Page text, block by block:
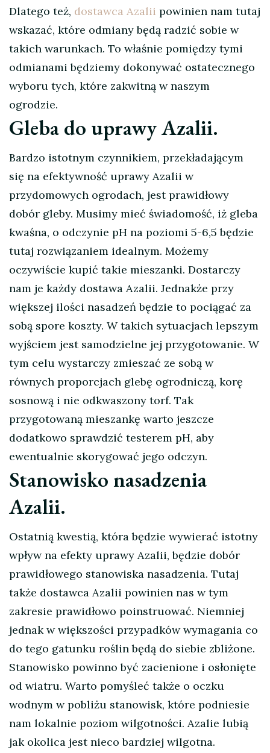
Dlatego też, dostawca Azalii powinien nam tutaj
wskazać, które odmiany będą radzić sobie w
takich warunkach. To właśnie pomiędzy tymi
odmianami będziemy dokonywać ostatecznego
wyboru tych, które zakwitną w naszym
ogrodzie.
Gleba do uprawy Azalii.
Bardzo istotnym czynnikiem, przekładającym
się na efektywność uprawy Azalii w
przydomowych ogrodach, jest prawidłowy
dobór gleby. Musimy mieć świadomość, iż gleba
kwaśna, o odczynie pH na poziomi 5-6,5 będzie
tutaj rozwiązaniem idealnym. Możemy
oczywiście kupić takie mieszanki. Dostarczy
nam je każdy dostawa Azalii. Jednakże przy
większej ilości nasadzeń będzie to pociągać za
sobą spore koszty. W takich sytuacjach lepszym
wyjściem jest samodzielne jej przygotowanie. W
tym celu wystarczy zmieszać ze sobą w
równych proporcjach glebę ogrodniczą, korę
sosnową i nie odkwaszony torf. Tak
przygotowaną mieszankę warto jeszcze
dodatkowo sprawdzić testerem pH, aby
ewentualnie skorygować jego odczyn.
Stanowisko nasadzenia
Azalii.
Ostatnią kwestią, która będzie wywierać istotny
wpływ na efekty uprawy Azalii, będzie dobór
prawidłowego stanowiska nasadzenia. Tutaj
także dostawca Azalii powinien nas w tym
zakresie prawidłowo poinstruować. Niemniej
jednak w większości przypadków wymagania co
do tego gatunku roślin będą do siebie zbliżone.
Stanowisko powinno być zacienione i osłonięte
od wiatru. Warto pomyśleć także o oczku
wodnym w pobliżu stanowisk, które podniesie
nam lokalnie poziom wilgotności. Azalie lubią
jak okolica jest nieco bardziej wilgotna.